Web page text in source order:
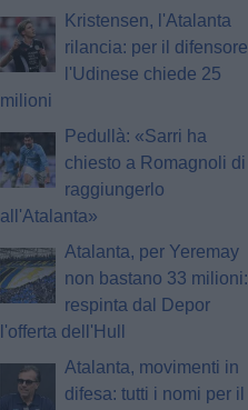
Kristensen, l'Atalanta
rilancia: per il difensore
l'Udinese chiede 25
milioni
Pedullà: «Sarri ha
chiesto a Romagnoli di
raggiungerlo
all'Atalanta»
Atalanta, per Yeremay
non bastano 33 milioni:
respinta dal Depor
l'offerta dell'Hull
Atalanta, movimenti in
difesa: tutti i nomi per il